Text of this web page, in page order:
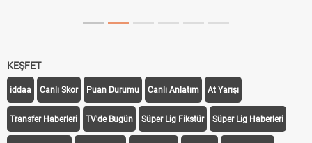
KEŞFET
iddaa Canlı Skor Puan Durumu Canlı Anlatım At Yarışı
Transfer Haberleri TV'de Bugün Süper Lig Fikstür Süper Lig Haberleri